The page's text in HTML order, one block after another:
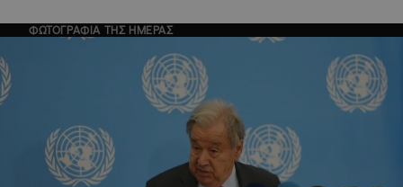
ΦΩΤΟΓΡΑΦΙΑ ΤΗΣ ΗΜΕΡΑΣ